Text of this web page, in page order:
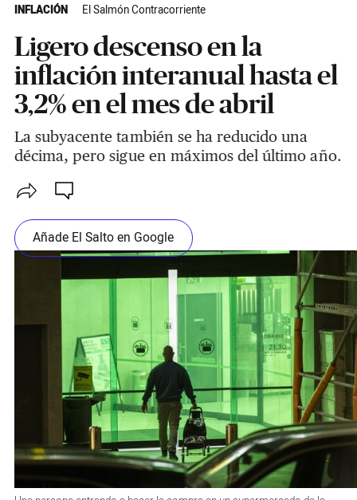
INFLACIÓN El Salmón Contracorriente
Ligero descenso en la
inflación interanual hasta el
3,2% en el mes de abril
La subyacente también se ha reducido una
décima, pero sigue en máximos del último año.
Añade El Salto en Google